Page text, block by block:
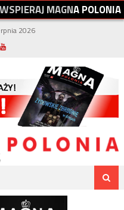
WSPIERAJMAGNAPOLONIA
2026